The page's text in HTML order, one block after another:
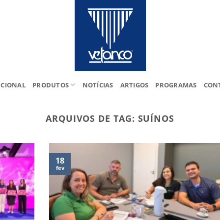
PRODUTOS NOTÍCIAS ARTIGOS PROGRAMAS
ARQUIVOS DE TAG: SUÍNOS
18
fev